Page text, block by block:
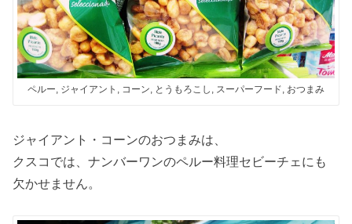
ペルー, ジャイアント, コーン, とうもろこし, スーパーフード, おつまみ
ジャイアント・コーンのおつまみは、
クスコでは、ナンバーワンのペルー料理セビーチェにも
欠かせません。